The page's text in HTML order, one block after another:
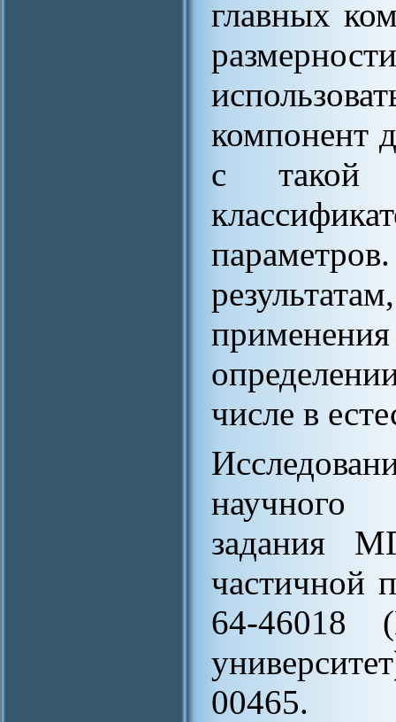
главных
компонент
с такой
числе в
научного
задания
частичной
64-46018
00465.